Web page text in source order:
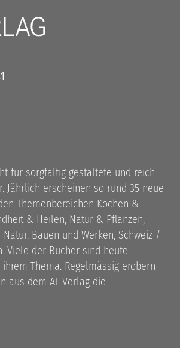
für sorgfältig gestaltete und reich
Jährlich erscheinen so rund 35 neue
Themenbereichen Kochen &
& Heilen, Natur & Pflanzen,
Bauen und Werken, Schweiz /
Viele der Bücher sind heute
Thema. Regelmässig erobern
aus dem AT Verlag die